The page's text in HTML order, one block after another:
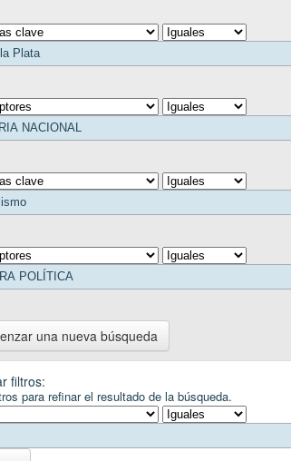
una nueva búsqueda
filtros:
para refinar el resultado de la búsqueda.